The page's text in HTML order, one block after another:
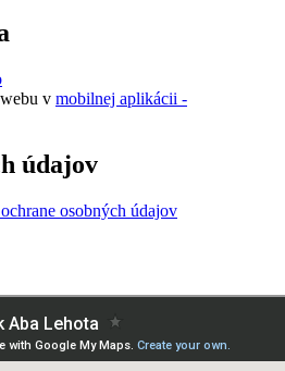
v mobilnej aplikácii -
údajov
osobných údajov